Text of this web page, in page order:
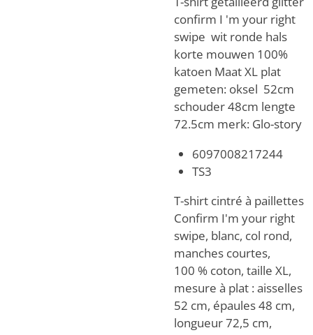
confirm I 'm your right
swipe wit ronde hals
korte mouwen 100%
katoen Maat XL plat
gemeten: oksel 52cm
schouder 48cm lengte
72.5cm merk: Glo-story
6097008217244
TS3
T-shirt cintré à paillettes
Confirm I'm your right
swipe, blanc, col rond,
manches courtes,
100 % coton, taille XL,
mesure à plat : aisselles
52 cm, épaules 48 cm,
longueur 72,5 cm,